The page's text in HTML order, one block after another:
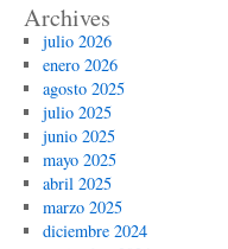
Archives
julio 2026
enero 2026
agosto 2025
julio 2025
junio 2025
mayo 2025
abril 2025
marzo 2025
diciembre 2024